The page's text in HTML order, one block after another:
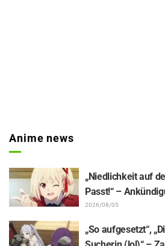
Anime news
„Niedlichkeit auf
Passt!“ –
zwischen „Lycoris
„Passt!“-
2026/08/05
„So aufgesetzt“,